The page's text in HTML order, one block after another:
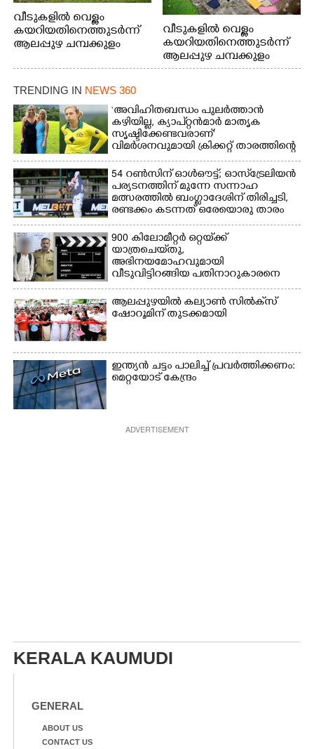
വീടുകളിൽ വെള്ളം
കയറിയതിനെത്തുടർന്ന്
ആലപ്പുഴ ചമ്പക്കുളം
പോരൂക്കര സെൻട്രൽ
സ്കൂളിലെ ദുരിതാശ്വാസ
ക്യാമ്പിലെത്തിയവർ
വസ്ത്രങ്ങൾ
ഉണക്കാനിട്ടിരിക്കുന്ന
ഗോൾപോസ്റ്റിന് മുന്നിൽ
ഫുട്ബോൾ കളികളിൽ
ഏർപ്പെട്ടിരിക്കുന്ന
കുട്ടികൾ
വീടുകളിൽ വെള്ളം
കയറിയതിനെത്തുടർന്ന്
ആലപ്പുഴ ചമ്പക്കുളം
ഫാദർ തോമസ്
ക്യാമ്പിലെത്തിയവർ മഴ
മാറിനിന്ന ഇടവേളയിൽ
ക്യാമ്പ് പരിസരത്ത്
വസ്ത്രങ്ങൾ
ഉണക്കാനിടുന്ന കാഴ്ച.
TRENDING IN NEWS 360
‘അവിഹിതബന്ധം പുലർത്താൻ
കഴിയില്ല,​ ക്യാപ്റ്റൻമാർ മാതൃക
സൃഷ്ടിക്കേണ്ടവരാണ്'
വിമർശനവുമായി ക്രിക്കറ്റ് താരത്തിന്റെ
ഭാര്യ
54 റൺസിന് ഓൾഔട്ട്; ഓസ്‌ട്രേലിയൻ
പര്യടനത്തിന് മുന്നേ സന്നാഹ
മത്സരത്തിൽ ബംഗ്ലാദേശിന് തിരിച്ചടി,
രണ്ടക്കം കടന്നത് ഒരേയൊരു താരം
900 കിലോമീറ്റർ ഒറ്റയ്‌ക്ക്
യാത്രചെ‌യ്‌തു,​
അഭിനയമോഹവുമായി
വീടുവിട്ടിറങ്ങിയ പതിനാറുകാരനെ
കണ്ടെത്തിയത് ഫിലിം സിറ്റിയിൽ
ആലപ്പുഴയിൽ കല്യാൺ സിൽക്‌സ്
ഷോറൂമിന് തുടക്കമായി
ഇന്ത്യൻ ചട്ടം പാലിച്ച് പ്രവർത്തിക്കണം:
മെറ്റയോട് കേന്ദ്രം
ADVERTISEMENT
KERALA KAUMUDI
GENERAL
ABOUT US
CONTACT US